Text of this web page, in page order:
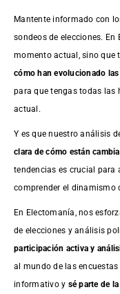
Mantente informado con
sondeos de elecciones.
momento actual, sino que
cómo han evolucionado
para que tengas todas las
actual.
Y es que nuestro análisis
clara de cómo están
tendencias es crucial para
comprender el dinamismo
En Electomanía, nos
de elecciones y análisis
participación activa y
al mundo de las
informativo y sé parte de